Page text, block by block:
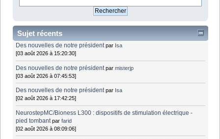
Sujet récents
Des nouvelles de notre président par Isa
[03 août 2026 à 15:20:30]
Des nouvelles de notre président parmisterjp
[03 août 2026 à 07:45:53]
Des nouvelles de notre président par Isa
[02 août 2026 à 17:42:25]
NeurostepMC/Bioness L300 : dispositifs de stimulation électrique -
pied tombant parfarid
[02 août 2026 à 08:09:06]